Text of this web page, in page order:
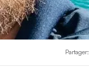
Partager: